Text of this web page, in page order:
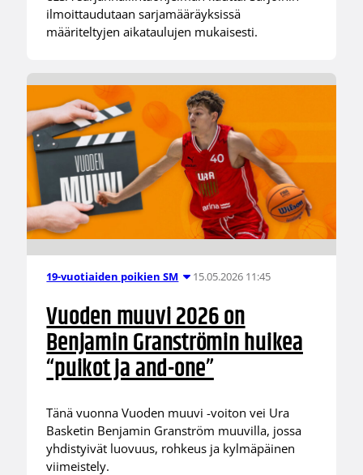
ilmoittaudutaan sarjamääräyksissä
määriteltyjen aikataulujen mukaisesti.
19-vuotiaiden poikien SM 15.05.2026 11:45
Vuoden muuvi 2026 on
Benjamin Granströmin huikea
“puikot ja and-one”
Tänä vuonna Vuoden muuvi -voiton vei Ura
Basketin Benjamin Granström muuvilla, jossa
yhdistyivät luovuus, rohkeus ja kylmäpäinen
viimeistely.